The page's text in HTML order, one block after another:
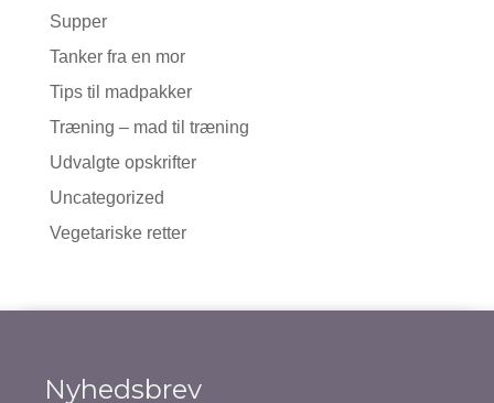
Supper
Tanker fra en mor
Tips til madpakker
Træning – mad til træning
Udvalgte opskrifter
Uncategorized
Vegetariske retter
Nyhedsbrev